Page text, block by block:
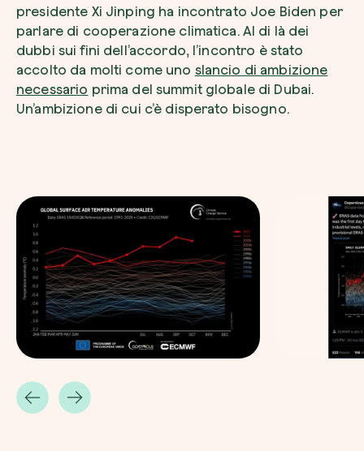
presidente Xi Jinping ha incontrato Joe Biden per
parlare di cooperazione climatica. Al di là dei
dubbi sui fini dell’accordo, l’incontro è stato
accolto da molti come uno slancio di ambizione
necessario prima del summit globale di Dubai.
Un’ambizione di cui c’è disperato bisogno.